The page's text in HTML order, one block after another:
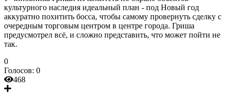
культурного наследия идеальный план - под Новый год
аккуратно похитить босса, чтобы самому провернуть сделку с
очередным торговым центром в центре города. Гриша
предусмотрел всё, и сложно представить, что может пойти не
так.
0
Голосов: 0
468